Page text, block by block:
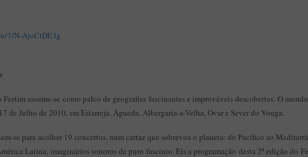
3/N-AjoCtDE3g
assume-se como palco de geografias fascinantes e improváveis descobertas. O
de Julho de 2010, em Estarreja, Águeda, Albergaria-a-Velha, Ovar e Sever do Vouga.
se para acolher 19 concertos, num cartaz que sobrevoa o planeta: do Pacífico ao
Latina, imaginários sonoros de puro fascínio. Eis a programação desta 2ª edição do